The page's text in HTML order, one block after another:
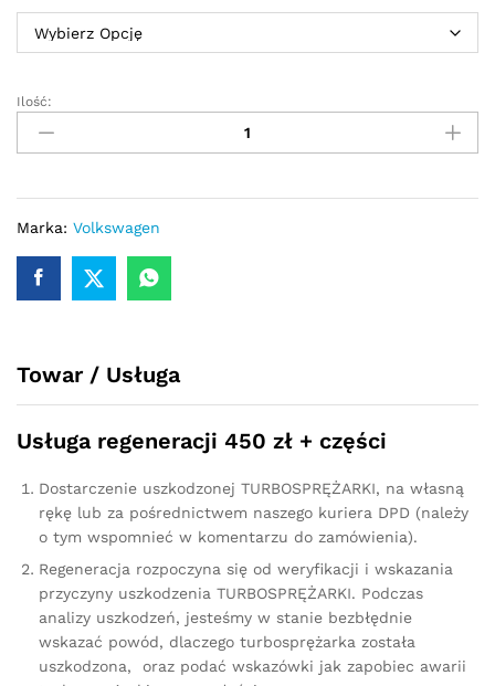
Turbosprężarka
turbina
Golf
V
105KM
5439700072
Ilość:
Marka: Volkswagen
Towar / Usługa
Usługa regeneracji 450 zł + części
Dostarczenie uszkodzonej TURBOSPRĘŻARKI, na własną
rękę lub za pośrednictwem naszego kuriera DPD (należy
o tym wspomnieć w komentarzu do zamówienia).
Regeneracja rozpoczyna się od weryfikacji i wskazania
przyczyny uszkodzenia TURBOSPRĘŻARKI. Podczas
analizy uszkodzeń, jesteśmy w stanie bezbłędnie
wskazać powód, dlaczego turbosprężarka została
uszkodzona, oraz podać wskazówki jak zapobiec awarii